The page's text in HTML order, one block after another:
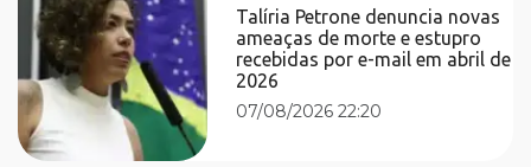
Talíria Petrone denuncia novas
ameaças de morte e estupro
recebidas por e-mail em abril de
2026
07/08/2026 22:20